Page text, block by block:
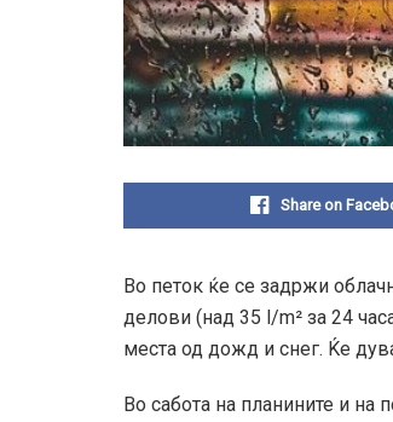
Share on
Во петок ќе се задржи
делови (над 35 l/m² за 24
места од дожд и снег. Ќе
Во сабота на планините и на